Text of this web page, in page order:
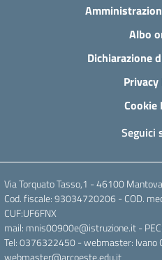
Albo
Dichiarazione
Cookie
Seguici
Via Torquato Tasso,1 - 46100 Mantova
Cod. fiscale: 93034720206 - COD.
CUF:UF6FNX
mail: mnis00900e@istruzione.it -
Tel: 0376322450 - webmaster: Ivano
webmaster@arcoeste.edu.it